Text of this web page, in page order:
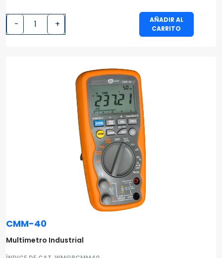
- +
AÑADIR AL
CARRITO
CMM-40
Multímetro Industrial